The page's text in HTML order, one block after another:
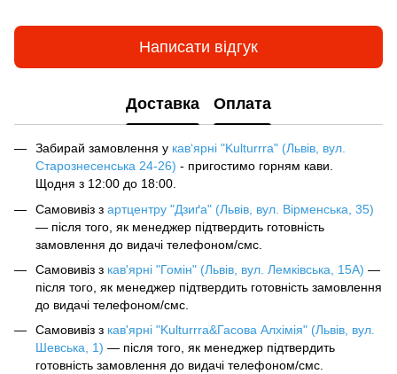
Написати відгук
Доставка Оплата
Забирай замовлення у кав‘ярні "Kulturrra" (Львів, вул.
Старознесенська 24-26) - пригостимо горням кави.
Щодня з 12:00 до 18:00.
Самовивіз з артцентру "Дзиґа" (Львів, вул. Вірменська, 35)
— після того, як менеджер підтвердить готовність
замовлення до видачі телефоном/смс.
Самовивіз з кав'ярні "Гомін" (Львів, вул. Лемківська, 15А) —
після того, як менеджер підтвердить готовність замовлення
до видачі телефоном/смс.
Самовивіз з кав'ярні "Kulturrra&Гасова Алхімія" (Львів, вул.
Шевська, 1) — після того, як менеджер підтвердить
готовність замовлення до видачі телефоном/смс.